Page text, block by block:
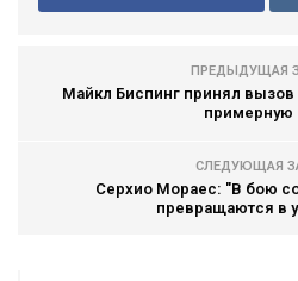
ПРЕДЫДУЩАЯ
Майкл Биспинг принял
примерную
СЛЕДУЮЩАЯ
Серхио Мораес: "В бою
превращаются в